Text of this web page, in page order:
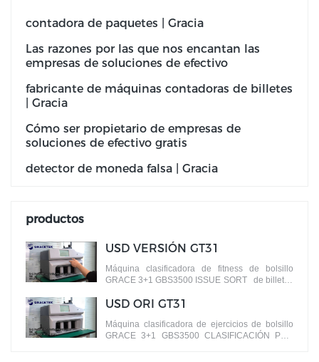
contadora de paquetes | Gracia
Las razones por las que nos encantan las
empresas de soluciones de efectivo
fabricante de máquinas contadoras de billetes
| Gracia
Cómo ser propietario de empresas de
soluciones de efectivo gratis
detector de moneda falsa | Gracia
productos
USD VERSIÓN GT31
Máquina clasificadora de fitness de bolsillo
GRACE 3+1 GBS3500 ISSUE SORT de billetes
USD ORI GT31
Máquina clasificadora de ejercicios de bolsillo
GRACE 3+1 GBS3500 CLASIFICACIÓN POR